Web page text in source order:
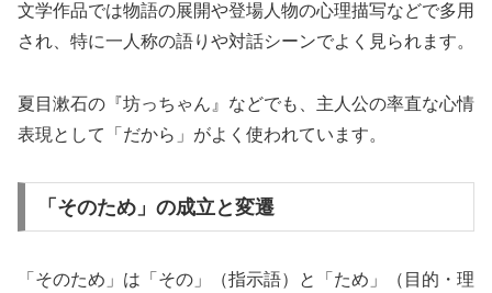
文学作品では物語の展開や登場人物の心理描写などで多用
され、特に一人称の語りや対話シーンでよく見られます。
夏目漱石の『坊っちゃん』などでも、主人公の率直な心情
表現として「だから」がよく使われています。
「そのため」の成立と変遷
「そのため」は「その」（指示語）と「ため」（目的・理